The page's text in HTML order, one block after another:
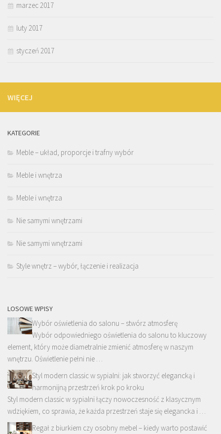
marzec 2017
luty 2017
styczeń 2017
WIĘCEJ
KATEGORIE
Meble – układ, proporcje i trafny wybór
Meble i wnętrza
Meble i wnętrza
Nie samymi wnętrzami
Nie samymi wnętrzami
Style wnętrz – wybór, łączenie i realizacja
LOSOWE WPISY
Wybór oświetlenia do salonu – stwórz atmosferę
Wybór odpowiedniego oświetlenia do salonu to kluczowy
element, który może diametralnie zmienić atmosferę w naszym
wnętrzu. Oświetlenie pełni nie …
Styl modern classic w sypialni: jak stworzyć elegancką i
harmonijną przestrzeń krok po kroku
Styl modern classic w sypialni łączy nowoczesność z klasycznym
wdziękiem, co sprawia, że każda przestrzeń staje się elegancka i …
Regał z biurkiem czy osobny mebel – kiedy warto postawić